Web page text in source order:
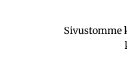
Sivustomme